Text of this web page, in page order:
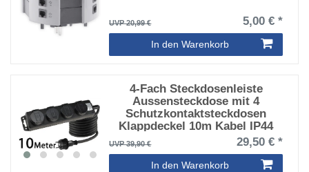
UVP 20,99 € 5,00 € *
In den Warenkorb
4-Fach Steckdosenleiste
Aussensteckdose mit 4
Schutzkontaktsteckdosen
Klappdeckel 10m Kabel IP44
Mehrfachsteckdose für den
Innen- & Außenbereich 230V
16A Schwarz
UVP 39,90 € 29,50 € *
In den Warenkorb